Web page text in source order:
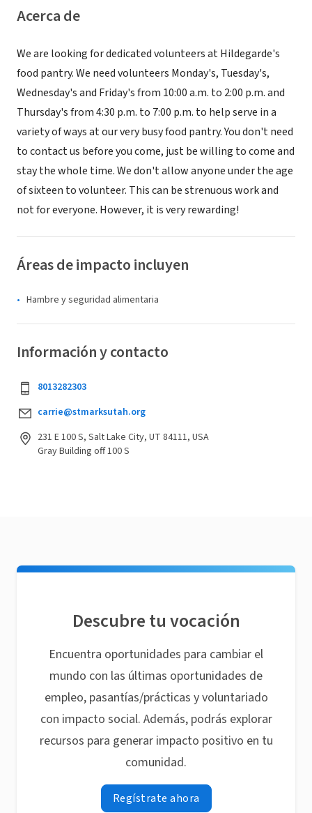
Acerca de
We are looking for dedicated volunteers at Hildegarde's
food pantry. We need volunteers Monday's, Tuesday's,
Wednesday's and Friday's from 10:00 a.m. to 2:00 p.m. and
Thursday's from 4:30 p.m. to 7:00 p.m. to help serve in a
variety of ways at our very busy food pantry. You don't need
to contact us before you come, just be willing to come and
stay the whole time. We don't allow anyone under the age
of sixteen to volunteer. This can be strenuous work and
not for everyone. However, it is very rewarding!
Áreas de impacto incluyen
Hambre y seguridad alimentaria
Información y contacto
8013282303
carrie@stmarksutah.org
231 E 100 S, Salt Lake City, UT 84111, USA
Gray Building off 100 S
Descubre tu vocación
Encuentra oportunidades para cambiar el
mundo con las últimas oportunidades de
empleo, pasantías/prácticas y voluntariado
con impacto social. Además, podrás explorar
recursos para generar impacto positivo en tu
comunidad.
Regístrate ahora